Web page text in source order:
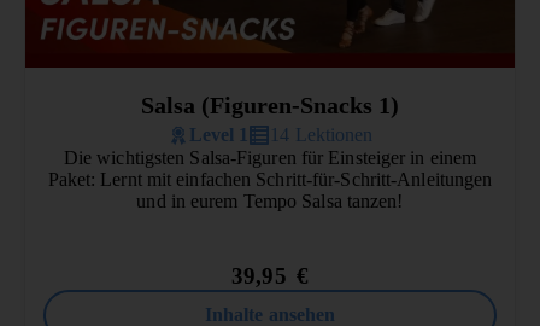
Salsa (Figuren-Snacks 1)
Level 1
14 Lektionen
Die wichtigsten Salsa-Figuren für Einsteiger in einem
Paket: Lernt mit einfachen Schritt-für-Schritt-Anleitungen
und in eurem Tempo Salsa tanzen!
39,95 €
Inhalte ansehen